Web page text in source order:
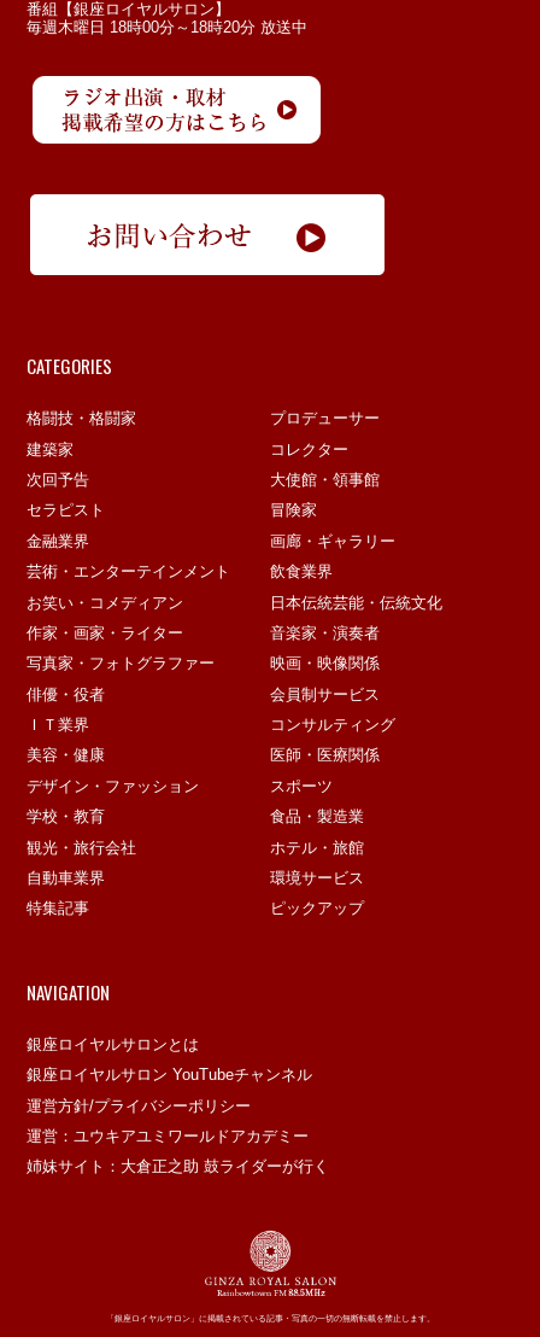
番組【銀座ロイヤルサロン】
毎週木曜日 18時00分～18時20分 放送中
CATEGORIES
格闘技・格闘家
プロデューサー
建築家
コレクター
次回予告
大使館・領事館
セラピスト
冒険家
金融業界
画廊・ギャラリー
芸術・エンターテインメント
飲食業界
お笑い・コメディアン
日本伝統芸能・伝統文化
作家・画家・ライター
音楽家・演奏者
写真家・フォトグラファー
映画・映像関係
俳優・役者
会員制サービス
ＩＴ業界
コンサルティング
美容・健康
医師・医療関係
デザイン・ファッション
スポーツ
学校・教育
食品・製造業
観光・旅行会社
ホテル・旅館
自動車業界
環境サービス
特集記事
ピックアップ
NAVIGATION
銀座ロイヤルサロンとは
銀座ロイヤルサロン YouTubeチャンネル
運営方針/プライバシーポリシー
運営：ユウキアユミワールドアカデミー
姉妹サイト：大倉正之助 鼓ライダーが行く
「銀座ロイヤルサロン」に掲載されている記事・写真の一切の無断転載を禁止します。